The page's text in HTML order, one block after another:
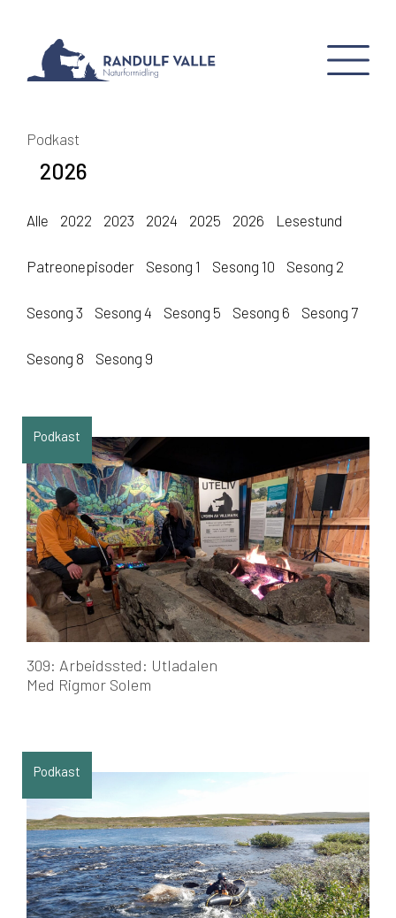
Podkast
2026
Alle 2022 2023 2024 2025 2026 Lesestund
Patreonepisoder Sesong 1 Sesong 10 Sesong 2
Sesong 3 Sesong 4 Sesong 5 Sesong 6 Sesong 7
Sesong 8 Sesong 9
Podkast
309: Arbeidssted: Utladalen
Med Rigmor Solem
Podkast